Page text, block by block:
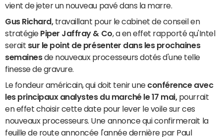
vient de jeter un nouveau pavé dans la marre.
Gus Richard,
travaillant pour le cabinet de conseil en
stratégie Piper Jaffray & Co, a en effet rapporté qu'Intel
serait sur le point de présenter dans les prochaines
semainesde nouveaux processeurs dotés d'une telle
finesse de gravure.
Le fondeur américain, qui doit tenir une conférence avec
les principaux analystes du marché le 17 mai, pourrait
en effet choisir cette date pour lever le voile sur ces
nouveaux processeurs. Une annonce qui confirmerait la
feuille de route annoncée l'année dernière par Paul